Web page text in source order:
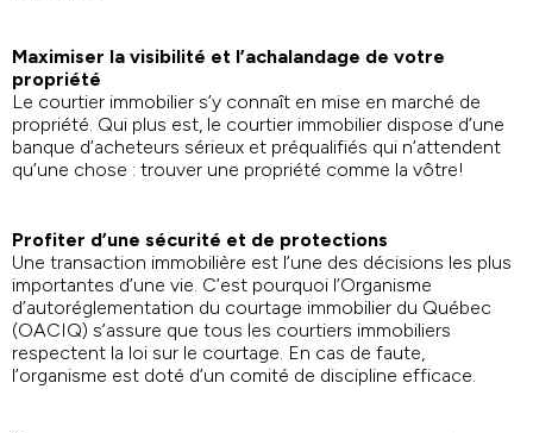
Maximiser la visibilité et l’achalandage de votre
propriété
Le courtier immobilier s’y connaît en mise en marché de
propriété. Qui plus est, le courtier immobilier dispose d’une
banque d’acheteurs sérieux et préqualifiés qui n’attendent
qu’une chose : trouver une propriété comme la vôtre!
Profiter d’une sécurité et de protections
Une transaction immobilière est l’une des décisions les plus
importantes d’une vie. C’est pourquoi l’Organisme
d’autoréglementation du courtage immobilier du Québec
(OACIQ) s’assure que tous les courtiers immobiliers
respectent la loi sur le courtage. En cas de faute,
l’organisme est doté d’un comité de discipline efficace.